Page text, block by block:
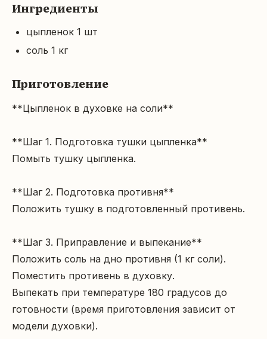
Ингредиенты
цыпленок 1 шт
соль 1 кг
Приготовление
**Цыпленок в духовке на соли**
**Шаг 1. Подготовка тушки цыпленка**
Помыть тушку цыпленка.
**Шаг 2. Подготовка противня**
Положить тушку в подготовленный противень.
**Шаг 3. Приправление и выпекание**
Положить соль на дно противня (1 кг соли).
Поместить противень в духовку.
Выпекать при температуре 180 градусов до
готовности (время приготовления зависит от
модели духовки).